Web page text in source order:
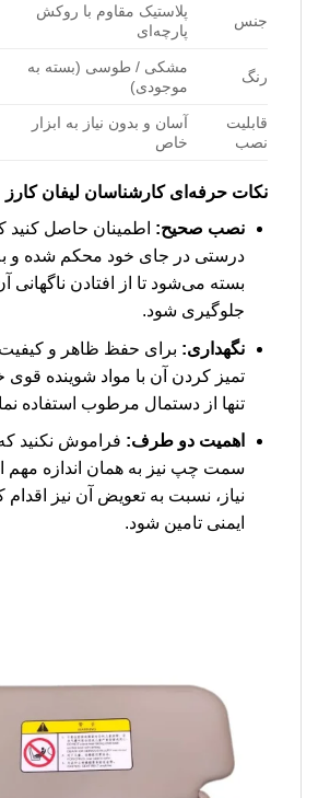
جنس
پلاستیک مقاوم با روکش
پارچه‌ای
رنگ
مشکی / طوسی (بسته به
موجودی)
قابلیت
نصب
آسان و بدون نیاز به ابزار
خاص
نکات حرفه‌ای کارشناسان لیفان کارز
نصب صحیح: اطمینان حاصل کنید
درستی در جای خود محکم شده و
بسته می‌شود تا از افتادن ناگهانی
جلوگیری شود.
نگهداری: برای حفظ ظاهر و کیفیت
تمیز کردن آن با مواد شوینده قوی
تنها از دستمال مرطوب استفاده
اهمیت دو طرف: فراموش نکنید
سمت چپ نیز به همان اندازه
نیاز، نسبت به تعویض آن نیز اقدام
ایمنی تامین شود.